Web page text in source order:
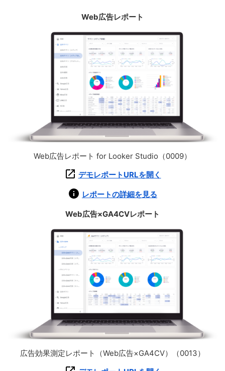
Web広告レポート
Web広告レポート for Looker Studio（0009）
デモレポートURLを開く
レポートの詳細を見る
Web広告×GA4CVレポート
広告効果測定レポート（Web広告×GA4CV）（0013）